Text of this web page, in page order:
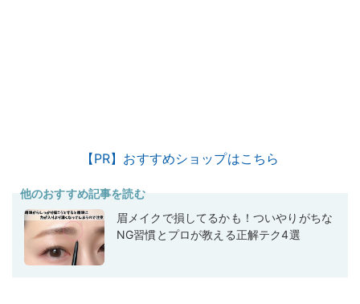
【PR】おすすめショップはこちら
他のおすすめ記事を読む
眉メイクで損してるかも！ついやりがちな
NG習慣とプロが教える正解テク4選